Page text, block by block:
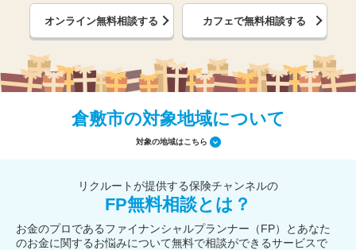
オンライン無料相談する カフェで無料相談する
倉敷市の対象地域について
対象の地域はこちら
リクルートが提供する保険チャンネルの
FP無料相談とは？
お金のプロであるファイナンシャルプランナー（FP）とあなた
のお金に関するお悩みについて無料で相談ができるサービスで